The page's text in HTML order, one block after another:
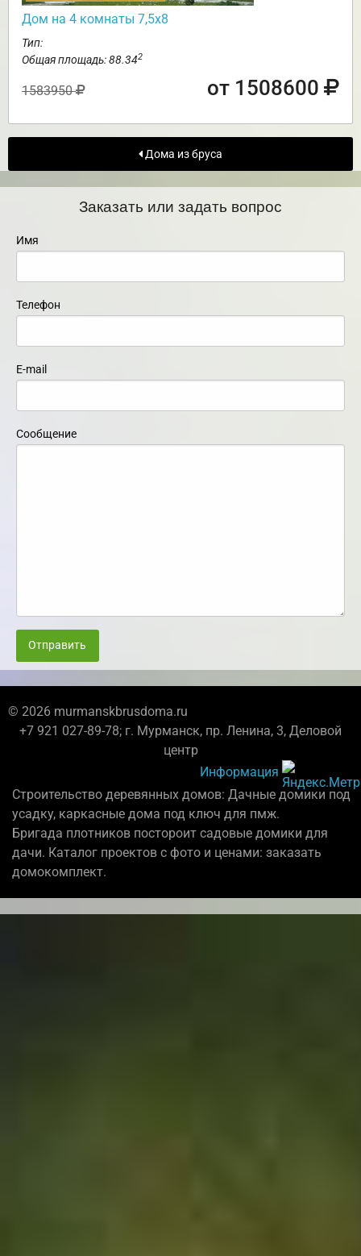
Дом на 4 комнаты 7,5х8
Тип:
Общая площадь: 88.342
1583950 от 1508600
Дома из бруса
Заказать или задать вопрос
Имя
Телефон
E-mail
Сообщение
Отправить
© 2026 murmanskbrusdoma.ru
+7 921 027-89-78; г. Мурманск, пр. Ленина, 3, Деловой
центр
Информация
Строительство деревянных домов: Дачные домики под
усадку, каркасные дома под ключ для пмж.
Бригада плотников постороит садовые домики для
дачи. Каталог проектов с фото и ценами: заказать
домокомплект.